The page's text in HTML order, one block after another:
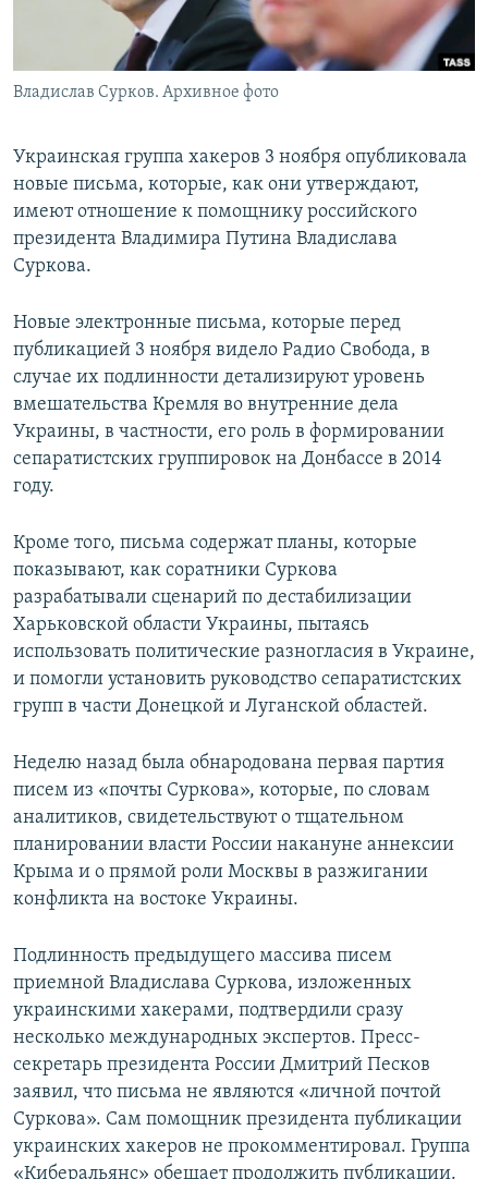
ПОБЕДИТЕЛЕЙ НЕ СУДЯТ?
КРЫМ.НЕПОКОРЕННЫЙ
ELIFBE
ПРИСОЕДИНЯЙТЕСЬ!
Все сайты RFE/RL
Владислав Сурков. Архивное фото
Украинская группа хакеров 3 ноября опубликовала
новые письма, которые, как они утверждают,
имеют отношение к помощнику российского
президента Владимира Путина Владислава
Суркова.
Новые электронные письма, которые перед
публикацией 3 ноября видело Радио Свобода, в
случае их подлинности детализируют уровень
вмешательства Кремля во внутренние дела
Украины, в частности, его роль в формировании
сепаратистских группировок на Донбассе в 2014
году.
Кроме того, письма содержат планы, которые
показывают, как соратники Суркова
разрабатывали сценарий по дестабилизации
Харьковской области Украины, пытаясь
использовать политические разногласия в Украине,
и помогли установить руководство сепаратистских
групп в части Донецкой и Луганской областей.
Неделю назад была обнародована первая партия
писем из «почты Суркова», которые, по словам
аналитиков, свидетельствуют о тщательном
планировании власти России накануне аннексии
Крыма и о прямой роли Москвы в разжигании
конфликта на востоке Украины.
Подлинность предыдущего массива писем
приемной Владислава Суркова, изложенных
украинскими хакерами, подтвердили сразу
несколько международных экспертов. Пресс-
секретарь президента России Дмитрий Песков
заявил, что письма не являются «личной почтой
Суркова». Сам помощник президента публикации
украинских хакеров не прокомментировал. Группа
«Киберальянс» обещает продолжить публикации.